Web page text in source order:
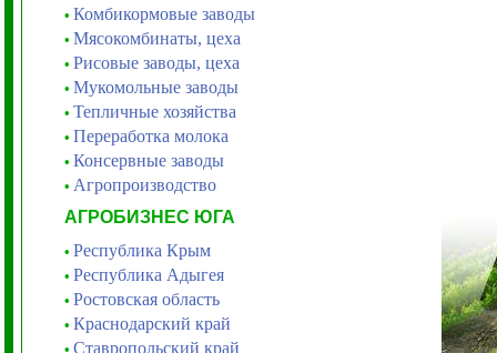
• Комбикормовые заводы
• Мясокомбинаты, цеха
• Рисовые заводы, цеха
• Мукомольные заводы
• Тепличные хозяйства
• Переработка молока
• Консервные заводы
• Агропроизводство
АГРОБИЗНЕС ЮГА
• Республика Крым
• Республика Адыгея
• Ростовская область
• Краснодарский край
• Ставропольский край